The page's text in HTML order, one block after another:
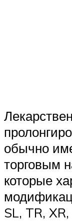
обычно
торговым
которые
SL, TR,